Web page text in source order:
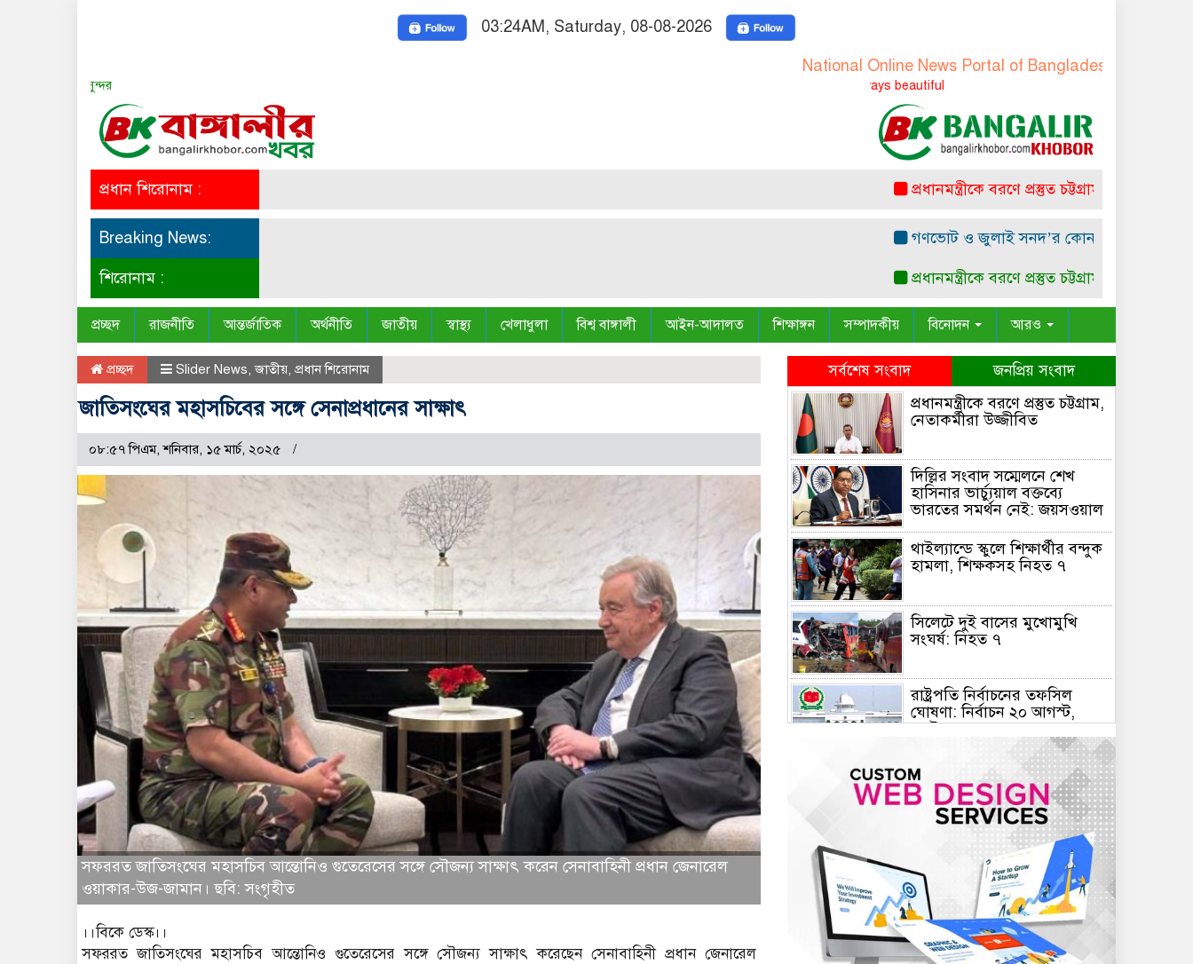
03:24AM, Saturday, 08-08-2026
National Online News Portal of Bangladesh -বাংলাদেশের
Truth is always beautiful
প্রধান শিরোনাম : প্রধানমন্ত্রীকে বরণে প্রস্তুত চট্টগ্রাম, নেতাকর্মীরা
Breaking News: গণভোট ও জুলাই সনদ’র কোন সাংবিধানিক ও
শিরোনাম : প্রধানমন্ত্রীকে বরণে প্রস্তুত চট্টগ্রাম, নেতাকর্মীরা
প্রচ্ছদ রাজনীতি আন্তর্জাতিক অর্থনীতি জাতীয় স্বাস্থ্য খেলাধুলা বিশ্ব বাঙ্গালী আইন-আদালত শিক্ষাঙ্গন সম্পাদকীয় বিনোদন আরও
প্রচ্ছদ Slider News,জাতীয়, প্রধান শিরোনাম
জাতিসংঘের মহাসচিবের সঙ্গে সেনাপ্রধানের সাক্ষাৎ
০৮:৫৭ পিএম, শনিবার, ১৫ মার্চ, ২০২৫
সফররত জাতিসংঘের মহাসচিব আন্তোনিও গুতেরেসের সঙ্গে সৌজন্য সাক্ষাৎ করেন সেনাবাহিনী প্রধান জেনারেল
ওয়াকার-উজ-জামান। ছবি: সংগৃহীত
।।বিকে ডেস্ক।।
সফররত জাতিসংঘের মহাসচিব আন্তোনিও গুতেরেসের সঙ্গে সৌজন্য সাক্ষাৎ করেছেন সেনাবাহিনী প্রধান জেনারেল
সর্বশেষ সংবাদ জনপ্রিয় সংবাদ
প্রধানমন্ত্রীকে বরণে প্রস্তুত চট্টগ্রাম,
নেতাকর্মীরা উজ্জীবিত
দিল্লির সংবাদ সম্মেলনে শেখ
হাসিনার ভার্চ্যুয়াল বক্তব্যে
ভারতের সমর্থন নেই: জয়সওয়াল
থাইল্যান্ডে স্কুলে শিক্ষার্থীর বন্দুক
হামলা, শিক্ষকসহ নিহত ৭
সিলেটে দুই বাসের মুখোমুখি
সংঘর্ষ: নিহত ৭
রাষ্ট্রপতি নির্বাচনের তফসিল
ঘোষণা: নির্বাচন ২০ আগস্ট,
ভোটার ৩৪৯ জন
স্বায়ত্তশাসিত প্রতিষ্ঠান হচ্ছে
বিটিভি-বাংলাদেশ বেতার
৯ সেপ্টেম্বর থেকে লং মার্চ-
রেলযাত্রার কর্মসূচি, ১৪ নভেম্বরে
ঢাকায় মহাসমাবেশ
হরমুজে নতুন নৌপথে ওমানের
সঙ্গে সমঝোতায় ইরান